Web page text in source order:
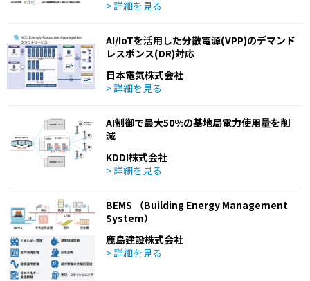
> 詳細を見る
AI/IoTを活用した分散電源(VPP)のデマンド
レスポンス(DR)対応
日本電気株式会社
> 詳細を見る
AI制御で最大50%の基地局電力使用量を削
減
KDDI株式会社
> 詳細を見る
BEMS （Building Energy Management
System）
鹿島建設株式会社
> 詳細を見る